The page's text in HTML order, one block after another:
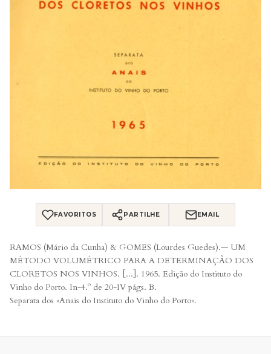
FAVORITOS PARTILHE EMAIL
RAMOS (Mário da Cunha) & GOMES (Lourdes Guedes).— UM
MÉTODO VOLUMÉTRICO PARA A DETERMINAÇÃO DOS
CLORETOS NOS VINHOS. [...]. 1965. Edição do Instituto do
Vinho do Porto. In-4.º de 20-IV págs. B.
Separata dos «Anais do Instituto do Vinho do Porto».